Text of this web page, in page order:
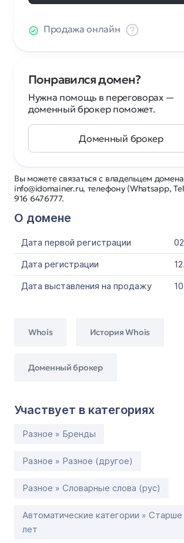
Вы можете связаться с владельцем
info@idomainer.ru, телефону (Whatsapp,
916 6476777.
О домене
Дата первой регистрации
Дата регистрации
Дата выставления на продажу
Whois История Whois
Доменный брокер
Участвует в категориях
Разное » Бренды
Разное » Разное (другое)
Разное » Словарные слова (рус)
Автоматические категории »
лет
Продажа онлайн
Понравился домен?
Нужна помощь в переговорах —
доменный брокер поможет.
Доменный брокер